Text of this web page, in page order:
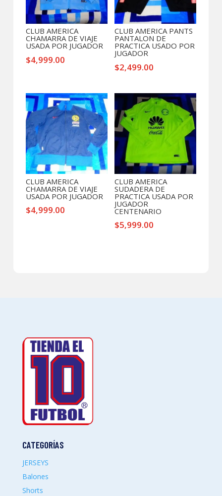
CLUB AMERICA
CHAMARRA DE VIAJE
USADA POR JUGADOR
$4,999.00
CLUB AMERICA PANTS
PANTALON DE
PRACTICA USADO POR
JUGADOR
$2,499.00
CLUB AMERICA
CHAMARRA DE VIAJE
USADA POR JUGADOR
$4,999.00
CLUB AMERICA
SUDADERA DE
PRACTICA USADA POR
JUGADOR
CENTENARIO
$5,999.00
CATEGORÍAS
JERSEYS
Balones
Shorts